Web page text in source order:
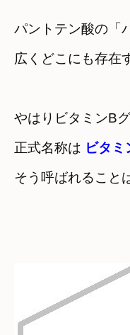
パントテン酸の「
広くどこにも存在
やはりビタミンB
正式名称は ビタミ
そう呼ばれること